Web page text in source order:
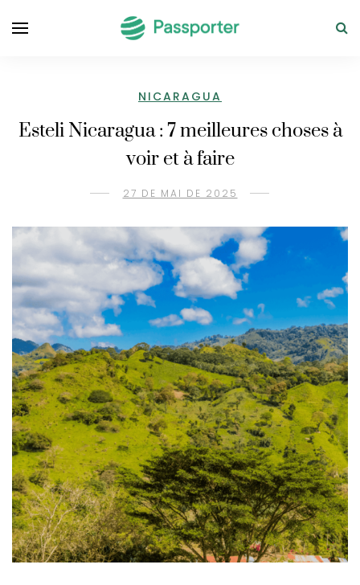
NICARAGUA
Esteli Nicaragua : 7 meilleures choses à
voir et à faire
27 DE MAI DE 2025